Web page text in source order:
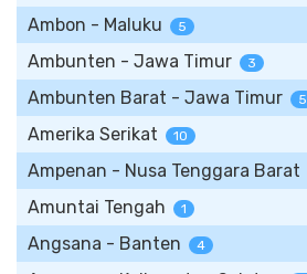
Ambon - Maluku 5
Ambunten - Jawa Timur 3
Ambunten Barat - Jawa Timur 5
Amerika Serikat 10
Ampenan - Nusa Tenggara Barat
Amuntai Tengah 1
Angsana - Banten 4